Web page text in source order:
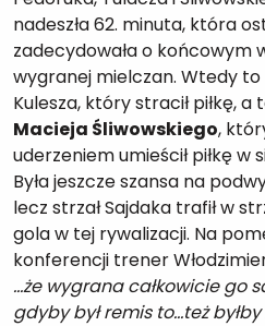
nadeszła 62. minuta, która
zadecydowała o końcowym
wygranej mielczan. Wtedy to
Kulesza, który stracił piłkę,
Macieja Śliwowskiego,
uderzeniem umieścił piłkę w
Była jeszcze szansa na
lecz strzał Sajdaka trafił w
gola w tej rywalizacji. Na
konferencji trener
…że wygrana całkowicie go
gdyby był remis to…też